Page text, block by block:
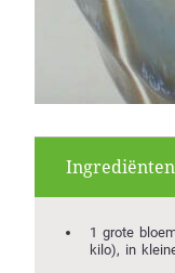
Ingrediënten
1 grote
kilo), in